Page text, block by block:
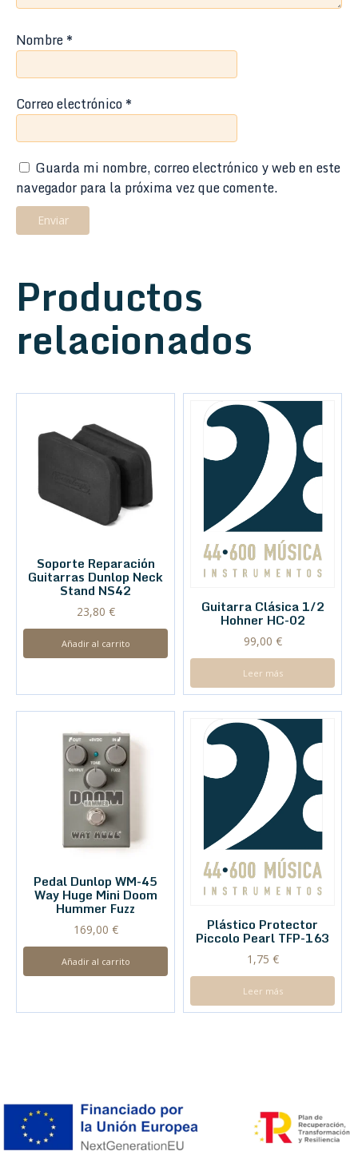
Nombre*
Correo electrónico*
Guarda mi nombre, correo electrónico y web en este
navegador para la próxima vez que comente.
Productos
relacionados
Soporte Reparación
Guitarras Dunlop Neck
Stand NS42
23,80 €
Añadir al carrito
Guitarra Clásica 1/2
Hohner HC-02
99,00 €
Leer más
Pedal Dunlop WM-45
Way Huge Mini Doom
Hummer Fuzz
169,00 €
Añadir al carrito
Plástico Protector
Piccolo Pearl TFP-163
1,75 €
Leer más